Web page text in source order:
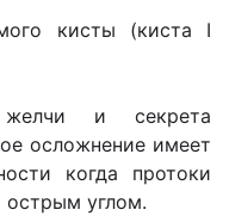
кисты (киста I
и секрета
осложнение имеет
когда протоки
углом.